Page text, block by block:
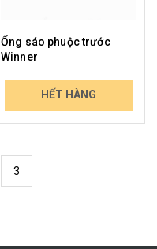
Ống sáo phuộc trước
Winner
119.000₫HẾT HÀNG
3